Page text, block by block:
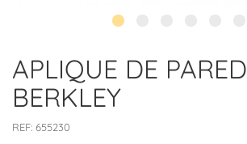
APLIQUE DE PARED
BERKLEY
REF: 655230